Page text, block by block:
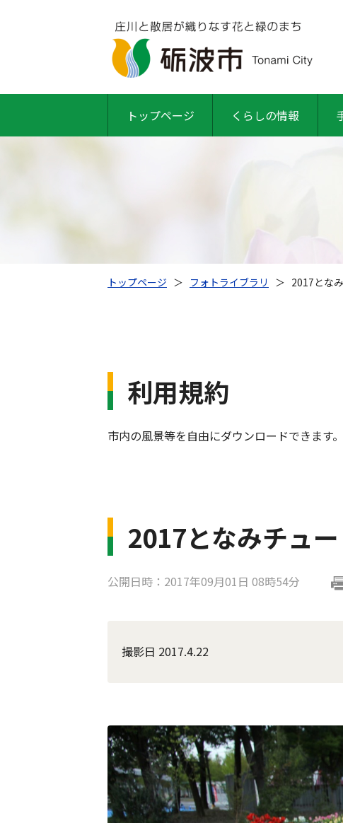
トップページ くらしの情報
トップページ ＞ フォトライブラリ ＞ 2017とな
利用規約
市内の風景等を自由にダウンロードできます
2017となみチュー
公開日時：2017年09月01日 08時54分
撮影日 2017.4.22